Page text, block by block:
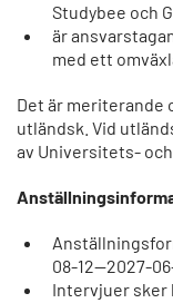
Studybee och
är
med ett
Det är meriterande
utländsk. Vid
av Universitets-
08-12--2027-
Intervjuer sker